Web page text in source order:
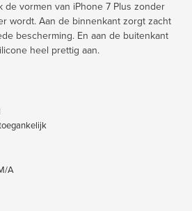
de vormen van iPhone 7 Plus zonder
wordt. Aan de binnenkant zorgt zacht
bescherming. En aan de buitenkant
heel prettig aan.
A